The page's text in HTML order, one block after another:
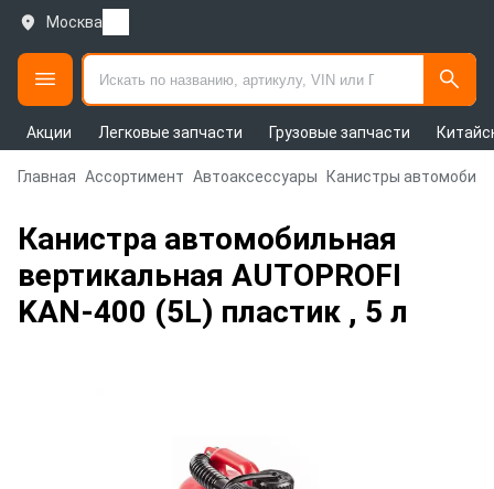
Москва
Акции Легковые запчасти Грузовые запчасти
Главная Ассортимент Автоаксессуары Канистры
Канистра автомобильная
вертикальная AUTOPROFI
KAN-400 (5L) пластик , 5 л